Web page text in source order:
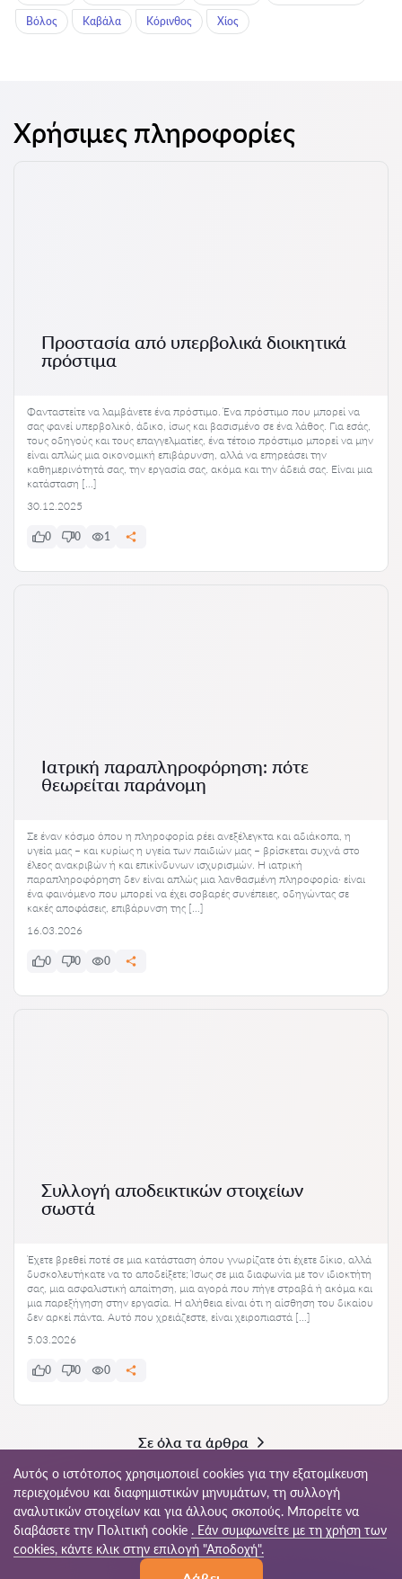
Βόλος Καβάλα Κόρινθος Χίος
Χρήσιμες πληροφορίες
Προστασία από υπερβολικά διοικητικά
πρόστιμα
Φανταστείτε να λαμβάνετε ένα πρόστιμο. Ένα πρόστιμο που μπορεί να
σας φανεί υπερβολικό, άδικο, ίσως και βασισμένο σε ένα λάθος. Για εσάς,
τους οδηγούς και τους επαγγελματίες, ένα τέτοιο πρόστιμο μπορεί να μην
είναι απλώς μια οικονομική επιβάρυνση, αλλά να επηρεάσει την
καθημερινότητά σας, την εργασία σας, ακόμα και την άδειά σας. Είναι μια
κατάσταση […]
30.12.2025
0 0 1
Ιατρική παραπληροφόρηση: πότε
θεωρείται παράνομη
Σε έναν κόσμο όπου η πληροφορία ρέει ανεξέλεγκτα και αδιάκοπα, η
υγεία μας – και κυρίως η υγεία των παιδιών μας – βρίσκεται συχνά στο
έλεος ανακριβών ή και επικίνδυνων ισχυρισμών. Η ιατρική
παραπληροφόρηση δεν είναι απλώς μια λανθασμένη πληροφορία· είναι
ένα φαινόμενο που μπορεί να έχει σοβαρές συνέπειες, οδηγώντας σε
κακές αποφάσεις, επιβάρυνση της […]
16.03.2026
0 0 0
Συλλογή αποδεικτικών στοιχείων
σωστά
Έχετε βρεθεί ποτέ σε μια κατάσταση όπου γνωρίζατε ότι έχετε δίκιο, αλλά
δυσκολευτήκατε να το αποδείξετε; Ίσως σε μια διαφωνία με τον ιδιοκτήτη
σας, μια ασφαλιστική απαίτηση, μια αγορά που πήγε στραβά ή ακόμα και
μια παρεξήγηση στην εργασία. Η αλήθεια είναι ότι η αίσθηση του δικαίου
δεν αρκεί πάντα. Αυτό που χρειάζεστε, είναι χειροπιαστά […]
5.03.2026
0 0 0
Σε όλα τα άρθρα
© 2026 Juristi-gr.com
Χάρτης
Το παγκόσμιο δίκτυό
Αυτός ο ιστότοπος χρησιμοποιεί cookies για την εξατομίκευση
περιεχομένου και διαφημιστικών μηνυμάτων, τη συλλογή
αναλυτικών στοιχείων και για άλλους σκοπούς. Μπορείτε να
διαβάσετε την Πολιτική cookie . Εάν συμφωνείτε με τη χρήση των
cookies, κάντε κλικ στην επιλογή "Αποδοχή".